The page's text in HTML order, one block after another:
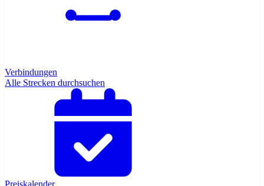
Verbindungen
Alle Strecken durchsuchen